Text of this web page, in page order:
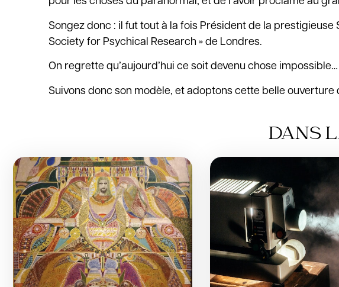
Songez donc : il fut tout à la fois Président de la
Society for Psychical Research » de Londres.
On regrette qu’aujourd’hui ce soit devenu chose impossible…
Suivons donc son modèle, et adoptons cette belle ouverture
DANS